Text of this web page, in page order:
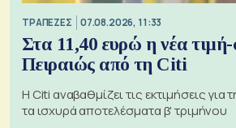
ΤΡΑΠΕΖΕΣ 07.08.2026, 11:33
Στα 11,40 ευρώ η νέα τιμή-
Πειραιώς από τη Citi
Η Citi αναβαθμίζει τις εκτιμήσεις για
τα ισχυρά αποτελέσματα β' τριμήνου